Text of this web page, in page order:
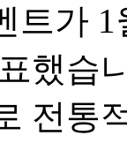
트가
했습
전통